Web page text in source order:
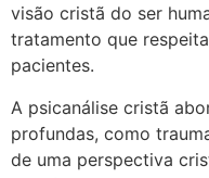
visão cristã do ser
tratamento que
pacientes.
A psicanálise cristã
profundas, como
de uma perspectiva